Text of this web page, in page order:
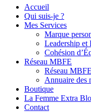
Accueil
Qui suis-je ?
Mes Services
Marque
Leadership et
Cohésion
Réseau MBFE
Réseau MBFE
Annuaire des
Boutique
La Femme Extra
Contact